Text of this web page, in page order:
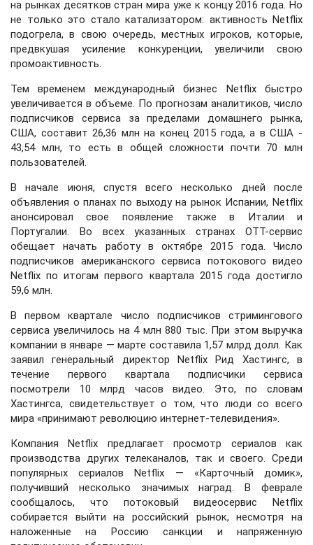
на рынках десятков стран мира уже к концу 2016 года. Но
не только это стало катализатором: активность Netflix
подогрела, в свою очередь, местных игроков, которые,
предвкушая усиление конкуренции, увеличили свою
промоактивность.
Тем временем международный бизнес Netflix быстро
увеличивается в объеме. По прогнозам аналитиков, число
подписчиков сервиса за пределами домашнего рынка,
США, составит 26,36 млн на конец 2015 года, а в США -
43,54 млн, то есть в общей сложности почти 70 млн
пользователей.
В начале июня, спустя всего несколько дней после
объявления о планах по выходу на рынок Испании, Netflix
анонсировал свое появление также в Италии и
Португалии. Во всех указанных странах OTT-сервис
обещает начать работу в октябре 2015 года. Число
подписчиков американского сервиса потокового видео
Netflix по итогам первого квартала 2015 года достигло
59,6 млн.
В первом квартале число подписчиков стримингового
сервиса увеличилось на 4 млн 880 тыс. При этом выручка
компании в январе — марте составила 1,57 млрд долл. Как
заявил генеральный директор Netflix Рид Хастингс, в
течение первого квартала подписчики сервиса
посмотрели 10 млрд часов видео. Это, по словам
Хастингса, свидетельствует о том, что люди со всего
мира «принимают революцию интернет-телевидения».
Компания Netflix предлагает просмотр сериалов как
производства других телеканалов, так и своего. Среди
популярных сериалов Netflix — «Карточный домик»,
получивший несколько значимых наград. В феврале
сообщалось, что потоковый видеосервис Netflix
собирается выйти на российский рынок, несмотря на
наложенные на Россию санкции и напряженную